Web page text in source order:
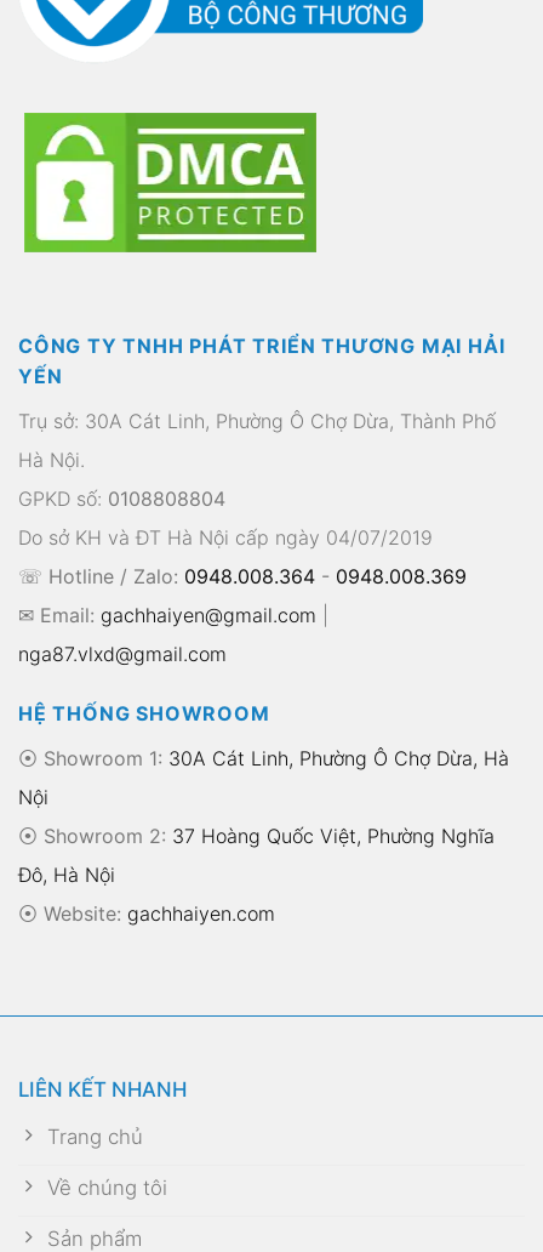
CÔNG TY TNHH PHÁT TRIỂN THƯƠNG MẠI HẢI
YẾN
Trụ sở: 30A Cát Linh, Phường Ô Chợ Dừa, Thành Phố
Hà Nội.
GPKD số: 0108808804
Do sở KH và ĐT Hà Nội cấp ngày 04/07/2019
☏ Hotline / Zalo: 0948.008.364 - 0948.008.369
✉ Email: gachhaiyen@gmail.com
nga87.vlxd@gmail.com
HỆ THỐNG SHOWROOM
⦿ Showroom 1: 30A Cát Linh, Phường Ô Chợ Dừa, Hà
Nội
⦿ Showroom 2: 37 Hoàng Quốc Việt, Phường Nghĩa
Đô, Hà Nội
⦿ Website: gachhaiyen.com
LIÊN KẾT NHANH
Trang chủ
Về chúng tôi
Sản phẩm